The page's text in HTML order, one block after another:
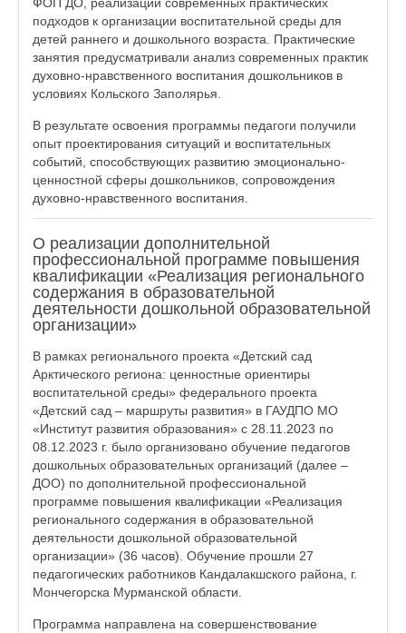
подходов к организации воспитательной среды для
детей раннего и дошкольного возраста. Практические
занятия предусматривали анализ современных практик
духовно-нравственного воспитания дошкольников в
условиях Кольского Заполярья.
В результате освоения программы педагоги получили
опыт проектирования ситуаций и воспитательных
событий, способствующих развитию эмоционально-
ценностной сферы дошкольников, сопровождения
духовно-нравственного воспитания.
О реализации дополнительной
профессиональной программе повышения
квалификации «Реализация регионального
содержания в образовательной
деятельности дошкольной образовательной
организации»
В рамках регионального проекта «Детский сад
Арктического региона: ценностные ориентиры
воспитательной среды» федерального проекта
«Детский сад – маршруты развития» в ГАУДПО МО
«Институт развития образования» с 28.11.2023 по
08.12.2023 г. было организовано обучение педагогов
дошкольных образовательных организаций (далее –
ДОО) по дополнительной профессиональной
программе повышения квалификации «Реализация
регионального содержания в образовательной
деятельности дошкольной образовательной
организации» (36 часов). Обучение прошли 27
педагогических работников Кандалакшского района, г.
Мончегорска Мурманской области.
Программа направлена на совершенствование